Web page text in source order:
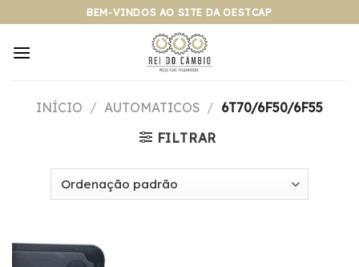
para
BEM-VINDOS AO SITE DA OESTCAP
INÍCIO / AUTOMATICOS / 6T70/6F50/6F55
FILTRAR